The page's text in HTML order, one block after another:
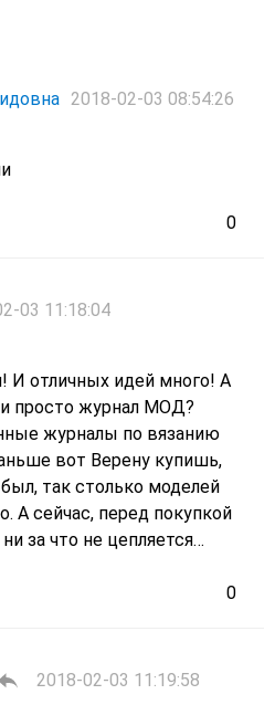
2018-02-03 08:54:26
0
03 11:18:04
0
И отличных идей много! А
просто журнал МОД?
журналы по вязанию
вот Верену купишь,
так столько моделей
А сейчас, перед покупкой
за что не цепляется…
2018-02-03 11:19:58